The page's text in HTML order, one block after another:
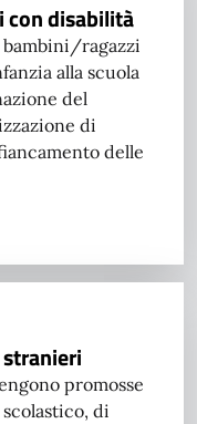
con disabilità
ragazzi
alla scuola
del
di
delle
promosse
di